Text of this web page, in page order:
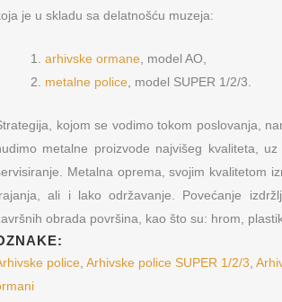
je u skladu sa delatnošću muzeja:
arhivske ormane , model AO,
metalne police , model SUPER 1/2/3.
kojom se vodimo tokom poslovanja,
metalne proizvode najvišeg kvaliteta,
Metalna oprema, svojim kvalitetom
ali i lako održavanje. Povećanje
obrada površina, kao što su: hrom,
police Arhivske police SUPER 1/2/3
i proizvodnja metalne
PIB:
Matični
Šifra
Tekući
Sertifikat: